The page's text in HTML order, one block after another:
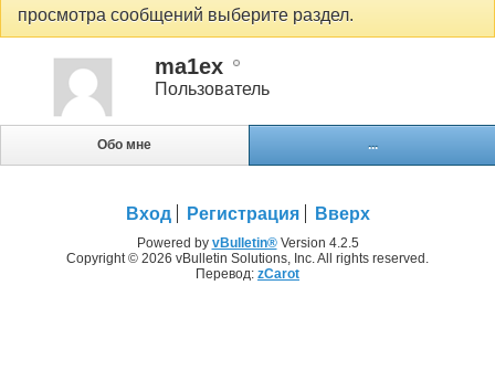
просмотра сообщений выберите раздел.
ma1ex
Пользователь
Обо мне ...
Вход Регистрация Вверх
Powered by vBulletin®Version 4.2.5
Copyright © 2026 vBulletin Solutions, Inc. All rights reserved.
Перевод: zCarot